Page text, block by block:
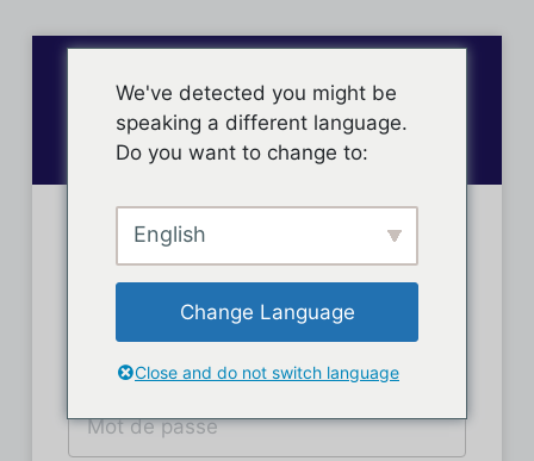
Connexion des membres
We've detected you might be
speaking a different language.
Do you want to change to:
English
Change Language
Close and do not switch language